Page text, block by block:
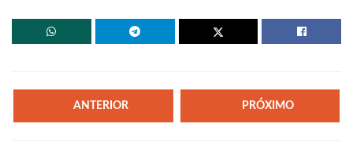
ANTERIOR PRÓXIMO